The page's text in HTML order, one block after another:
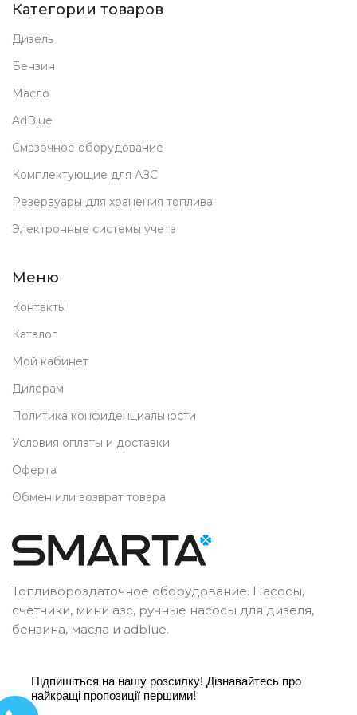
Категории товаров
Дизель
Бензин
Масло
AdBlue
Смазочное оборудование
Комплектующие для АЗС
Резервуары для хранения топлива
Электронные системы учета
Меню
Контакты
Каталог
Мой кабинет
Дилерам
Политика конфиденциальности
Условия оплаты и доставки
Оферта
Обмен или возврат товара
Топливороздаточное оборудование. Насосы,
счетчики, мини азс, ручные насосы для дизеля,
бензина, масла и adblue.
Підпишіться на нашу розсилку! Дізнавайтесь про
найкращі пропозиції першими!